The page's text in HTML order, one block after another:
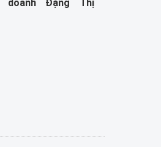
doanh Đặng Thị